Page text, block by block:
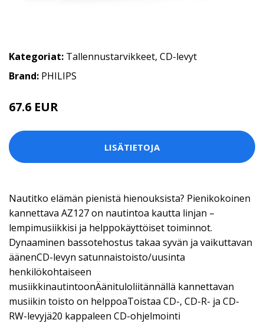
Kategoriat: Tallennustarvikkeet, CD-levyt
Brand: PHILIPS
67.6 EUR
LISÄTIETOJA
Nautitko elämän pienistä hienouksista? Pienikokoinen
kannettava AZ127 on nautintoa kautta linjan –
lempimusiikkisi ja helppokäyttöiset toiminnot.
Dynaaminen bassotehostus takaa syvän ja vaikuttavan
äänenCD-levyn satunnaistoisto/uusinta
henkilökohtaiseen
musiikkinautintoonÄänituloliitännällä kannettavan
musiikin toisto on helppoaToistaa CD-, CD-R- ja CD-
RW-levyjä20 kappaleen CD-ohjelmointi